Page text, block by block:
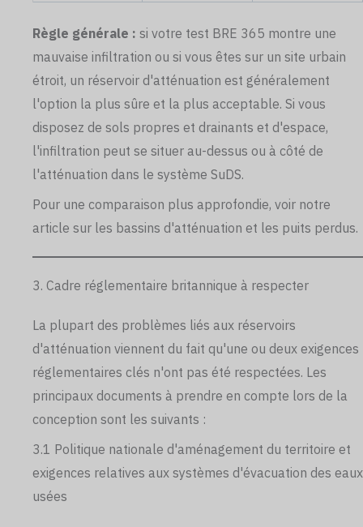
Règle générale : si votre test BRE 365 montre une
mauvaise infiltration ou si vous êtes sur un site urbain
étroit, un réservoir d'atténuation est généralement
l'option la plus sûre et la plus acceptable. Si vous
disposez de sols propres et drainants et d'espace,
l'infiltration peut se situer au-dessus ou à côté de
l'atténuation dans le système SuDS.
Pour une comparaison plus approfondie, voir notre
article sur les bassins d'atténuation et les puits perdus.
3. Cadre réglementaire britannique à respecter
La plupart des problèmes liés aux réservoirs
d'atténuation viennent du fait qu'une ou deux exigences
réglementaires clés n'ont pas été respectées. Les
principaux documents à prendre en compte lors de la
conception sont les suivants :
3.1 Politique nationale d'aménagement du territoire et
exigences relatives aux systèmes d'évacuation des eaux
usées